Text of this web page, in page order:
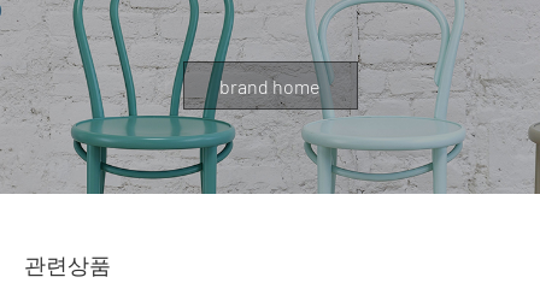
brand home
관련상품